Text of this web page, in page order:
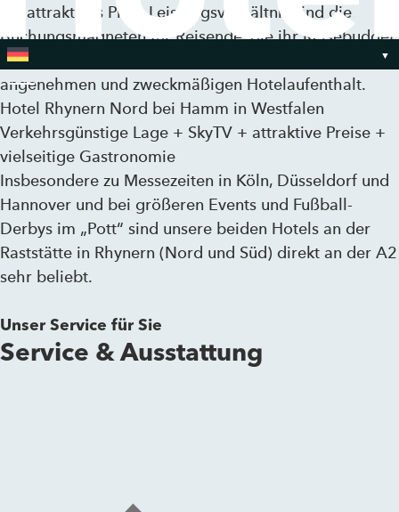
Toggle Menu
ein attraktives Preis-Leistungsverhältnis sind die
Buchungsmagneten für Reisende, die ihr Reisebudget
lieber noch für andere Dinge ausgeben als für einen
angenehmen und zweckmäßigen Hotelaufenthalt.
Hotel Rhynern Nord bei Hamm in Westfalen
Verkehrsgünstige Lage + SkyTV + attraktive Preise +
vielseitige Gastronomie
Insbesondere zu Messezeiten in Köln, Düsseldorf und
Hannover und bei größeren Events und Fußball-
Derbys im „Pott“ sind unsere beiden Hotels an der
Raststätte in Rhynern (Nord und Süd) direkt an der A2
sehr beliebt.
Unser Service für Sie
Service & Ausstattung